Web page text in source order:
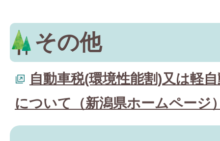
その他
自動車税(環境性能割)又は軽
について（新潟県ホームページ